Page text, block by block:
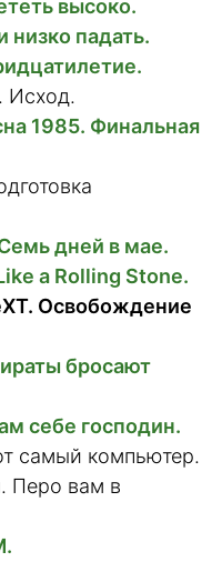
высоко.
низко падать.
Исход.
1985. Финальная
дней в мае.
a Rolling Stone.
Освобождение
бросают
себе господин.
самый компьютер.
Перо вам в